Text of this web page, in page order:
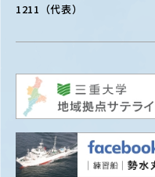
1211（代表）